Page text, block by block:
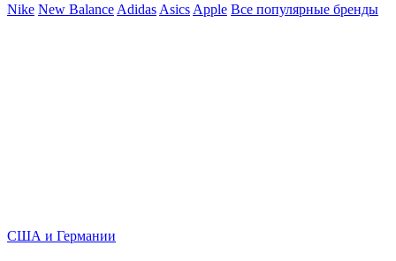
Nike New Balance Adidas Asics Apple Все популярные бренды
США и Германии